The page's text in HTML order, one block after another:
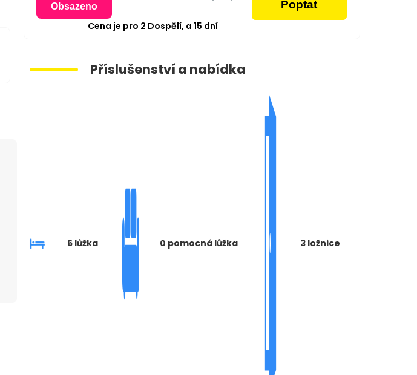
Obsazeno Poptat
Cena je pro 2 Dospělí, a15 dní
Příslušenství a nabídka
6 lůžka 0 pomocná lůžka 3 ložnice